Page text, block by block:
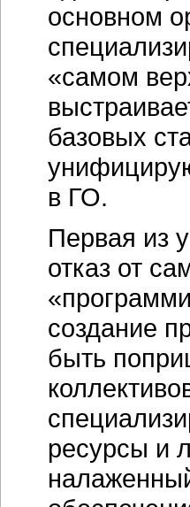
основном
«самом
базовых
в ГО.
Первая из
отказ от
создание
быть
ресурсы и